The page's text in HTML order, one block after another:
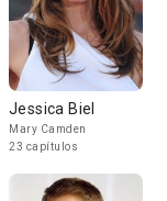
Jessica Biel
Mary Camden
23 capítulos